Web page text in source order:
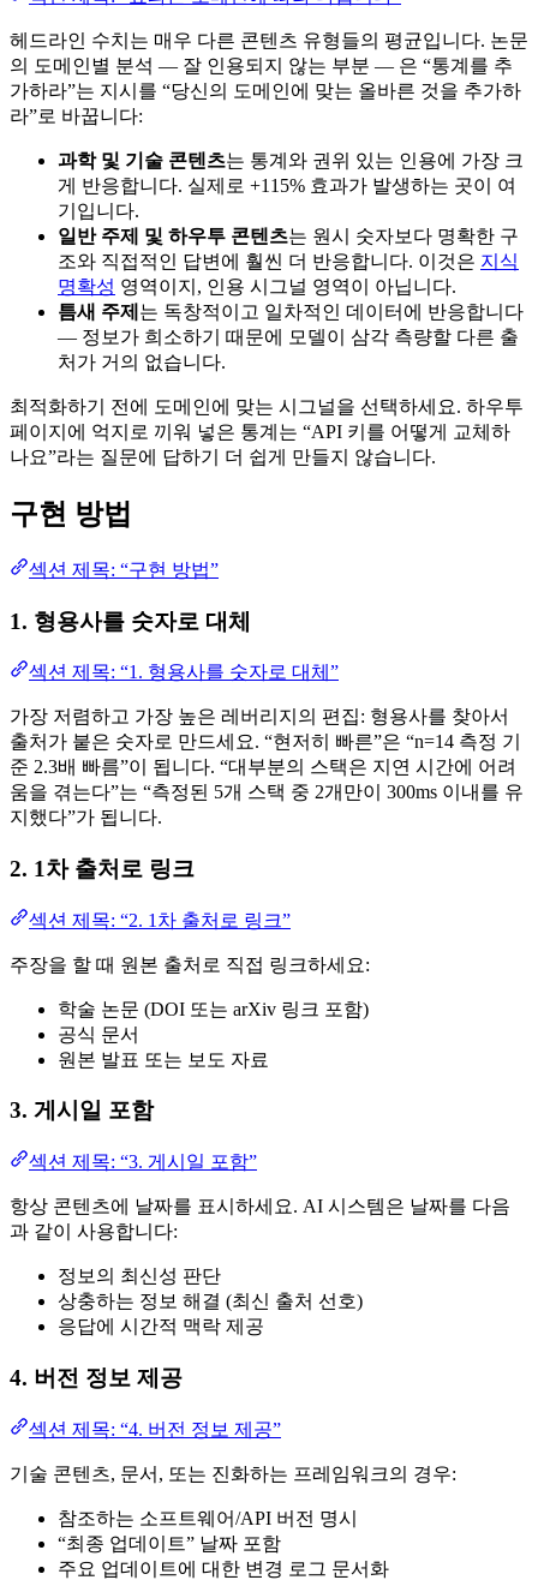
헤드라인 수치는 매우 다른 콘텐츠 유형들의 평균입니다. 논문
의 도메인별 분석 — 잘 인용되지 않는 부분 — 은 “통계를 추
가하라”는 지시를 “당신의 도메인에 맞는 올바른 것을 추가하
라”로 바꿉니다:
과학 및 기술 콘텐츠는 통계와 권위 있는 인용에 가장 크
게 반응합니다. 실제로 +115% 효과가 발생하는 곳이 여
기입니다.
일반 주제 및 하우투 콘텐츠는 원시 숫자보다 명확한 구
조와 직접적인 답변에 훨씬 더 반응합니다. 이것은 지식
명확성 영역이지, 인용 시그널 영역이 아닙니다.
틈새 주제 는 독창적이고 일차적인 데이터에 반응합니다
— 정보가 희소하기 때문에 모델이 삼각 측량할 다른 출
처가 거의 없습니다.
최적화하기 전에 도메인에 맞는 시그널을 선택하세요. 하우투
페이지에 억지로 끼워 넣은 통계는 “API 키를 어떻게 교체하
나요”라는 질문에 답하기 더 쉽게 만들지 않습니다.
구현 방법
섹션 제목: “구현 방법”
1. 형용사를 숫자로 대체
섹션 제목: “1. 형용사를 숫자로 대체”
가장 저렴하고 가장 높은 레버리지의 편집: 형용사를 찾아서
출처가 붙은 숫자로 만드세요. “현저히 빠른”은 “n=14 측정 기
준 2.3배 빠름”이 됩니다. “대부분의 스택은 지연 시간에 어려
움을 겪는다”는 “측정된 5개 스택 중 2개만이 300ms 이내를 유
지했다”가 됩니다.
2. 1차 출처로 링크
섹션 제목: “2. 1차 출처로 링크”
주장을 할 때 원본 출처로 직접 링크하세요:
학술 논문 (DOI 또는 arXiv 링크 포함)
공식 문서
원본 발표 또는 보도 자료
3. 게시일 포함
섹션 제목: “3. 게시일 포함”
항상 콘텐츠에 날짜를 표시하세요. AI 시스템은 날짜를 다음
과 같이 사용합니다:
정보의 최신성 판단
상충하는 정보 해결 (최신 출처 선호)
응답에 시간적 맥락 제공
4. 버전 정보 제공
섹션 제목: “4. 버전 정보 제공”
기술 콘텐츠, 문서, 또는 진화하는 프레임워크의 경우:
참조하는 소프트웨어/API 버전 명시
“최종 업데이트” 날짜 포함
주요 업데이트에 대한 변경 로그 문서화